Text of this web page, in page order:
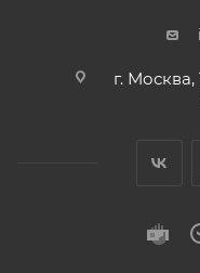
г.